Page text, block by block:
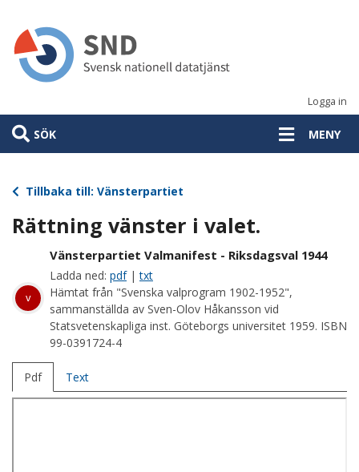
huvudinnehåll
Logga in
SÖK MENY
Tillbaka till: Vänsterpartiet
Rättning vänster i valet.
v
Vänsterpartiet Valmanifest - Riksdagsval 1944
Ladda ned: pdf|txt
Hämtat från "Svenska valprogram 1902-1952",
sammanställda av Sven-Olov Håkansson vid
Statsvetenskapliga inst. Göteborgs universitet 1959. ISBN
99-0391724-4
Pdf Text